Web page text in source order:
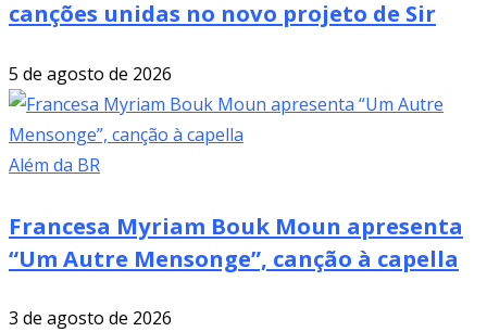
canções unidas no novo projeto de Sir
5 de agosto de 2026
Além da BR
Francesa Myriam Bouk Moun apresenta
“Um Autre Mensonge”, canção à capella
3 de agosto de 2026